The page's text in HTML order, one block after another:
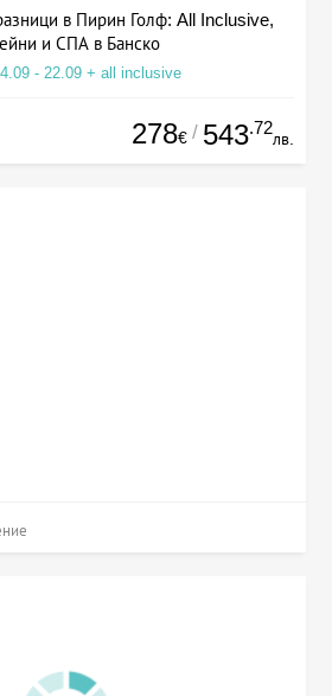
в Пирин Голф: All Inclusive,
и СПА в Банско
- 22.09 + all inclusive
278€ / 543.72
лв.